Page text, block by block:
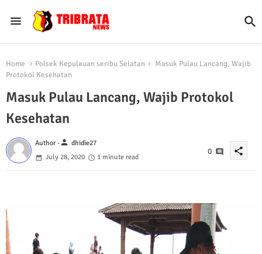
Home Polsek Kepulauan seribu Selatan
Masuk Pulau Lancang, Wajib
Protokol Kesehatan
Masuk Pulau Lancang, Wajib Protokol
Kesehatan
Author -person dhidie27
July 28, 2020
1 minute read
0 share